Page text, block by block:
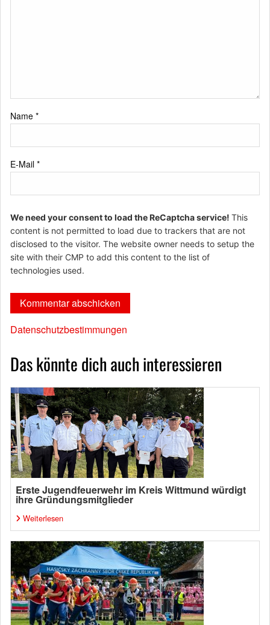
Name *
E-Mail *
We need your consent to load the ReCaptcha service! This
content is not permitted to load due to trackers that are not
disclosed to the visitor. The website owner needs to setup the
site with their CMP to add this content to the list of
technologies used.
Datenschutzbestimmungen
Das könnte dich auch interessieren
Erste Jugendfeuerwehr im Kreis Wittmund würdigt
ihre Gründungsmitglieder
Weiterlesen